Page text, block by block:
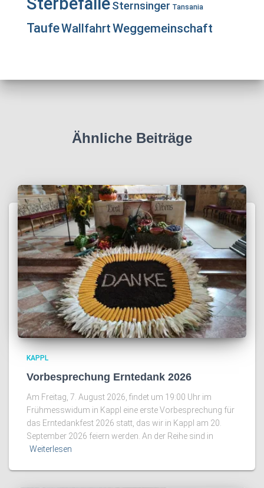
Sternsinger Tansania
TaufeWallfahrtWeggemeinschaft
Ähnliche Beiträge
KAPPL
Vorbesprechung Erntedank 2026
Am Freitag, 7. August 2026, findet um 19:00 Uhr im
Frühmesswidum in Kappl eine erste Vorbesprechung für
das Erntedankfest 2026 statt, das wir in Kappl am 20.
September 2026 feiern werden. An der Reihe sind in
Weiterlesen